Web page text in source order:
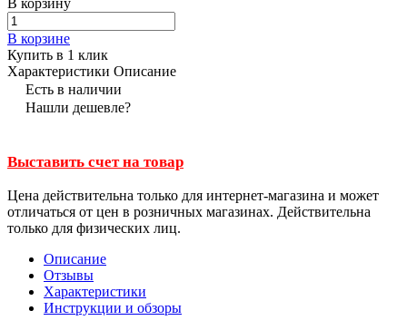
В корзине
Купить в 1 клик
Характеристики Описание
Есть в наличии
Нашли дешевле?
Выставить счет на товар
Цена действительна только для интернет-магазина и может
отличаться от цен в розничных магазинах. Действительна
только для физических лиц.
Описание
Отзывы
Характеристики
Инструкции и обзоры